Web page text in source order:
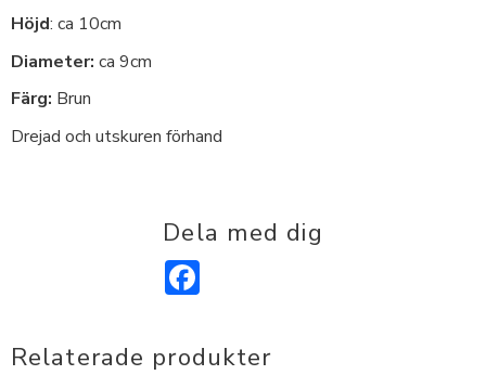
Höjd: ca 10cm
Diameter: ca 9cm
Färg: Brun
Drejad och utskuren förhand
Dela med dig
Relaterade produkter